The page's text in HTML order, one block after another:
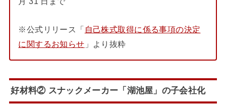
※公式リリース「 自己株式取得に係る事項の決定
に関するお知らせ 」より抜粋
好材料② スナックメーカー「湖池屋」の子会社化